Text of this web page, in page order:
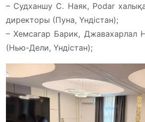
– Судханшу С. Наяк, Podar
директоры (Пуна, Үндістан);
– Хемсагар Барик, Джавахарлал
(Нью-Дели, Үндістан);